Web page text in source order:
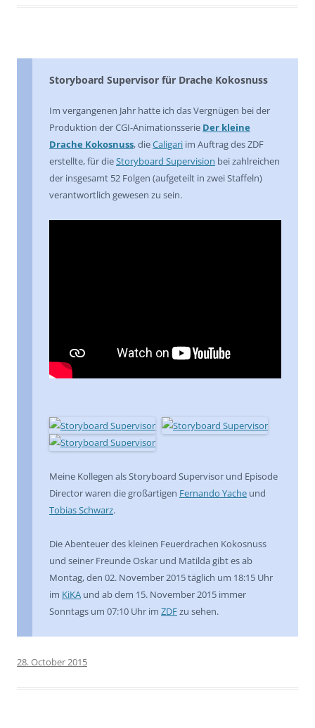
Storyboard Supervisor für Drache Kokosnuss
Im vergangenen Jahr hatte ich das Vergnügen bei der
Produktion der CGI-Animationsserie Der kleine
Drache Kokosnuss, dieCaligari im Auftrag des ZDF
erstellte, für dieStoryboard Supervision bei zahlreichen
der insgesamt 52 Folgen (aufgeteilt in zwei Staffeln)
verantwortlich gewesen zu sein.
Meine Kollegen als Storyboard Supervisor und Episode
Director waren die großartigen Fernando Yache und
Tobias Schwarz.
Die Abenteuer des kleinen Feuerdrachen Kokosnuss
und seiner Freunde Oskar und Matilda gibt es ab
Montag, den 02. November 2015 täglich um 18:15 Uhr
im KiKA und ab dem 15. November 2015 immer
Sonntags um 07:10 Uhr im ZDFzu sehen.
28. October 2015